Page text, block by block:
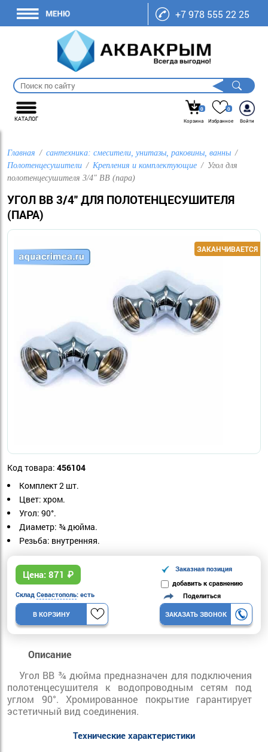
+7 978 555 22 25
КАТАЛОГ
0
Корзина
0
Избранное
Войти
Главная
сантехника: смесители, унитазы, раковины, ванны
Полотенцесушители
Крепления и комплектующие
Угол для
полотенцесушителя 3/4" ВВ (пара)
УГОЛ ВВ 3/4" ДЛЯ ПОЛОТЕНЦЕСУШИТЕЛЯ
(ПАРА)
Код товара: 456104
Комплект 2 шт.
Цвет: хром.
Угол: 90°.
Диаметр: ¾ дюйма.
Резьба: внутренняя.
Цена: 871 ₽
Заказная позиция
добавить к сравнению
Склад Севастополь: есть
В КОРЗИНУ
Поделиться
ЗАКАЗАТЬ ЗВОНОК
Описание
Угол ВВ ¾ дюйма предназначен для подключения
полотенцесушителя к водопроводным сетям под
углом 90°. Хромированное покрытие гарантирует
эстетичный вид соединения.
Технические характеристики